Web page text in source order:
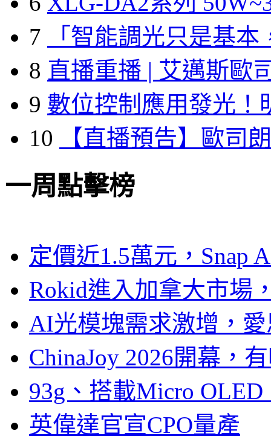
7
「智能調光只是基本
8 直播重播 | 艾邁斯歐
9 數位控制應用發光！
10
【直播預告】歐司
一周點擊榜
定價近1.5萬元，Snap
Rokid進入加拿大市場
AI光模塊需求激增，
ChinaJoy 2026開幕，
93g、搭載Micro
英偉達官宣CPO量產